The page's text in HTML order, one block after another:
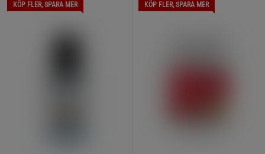
KÖP FLER, SPARA MER KÖP FLER, SPARA MER